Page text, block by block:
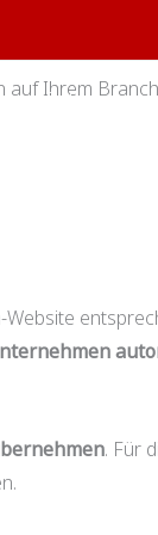
Referenzen
Ihrem
. Für